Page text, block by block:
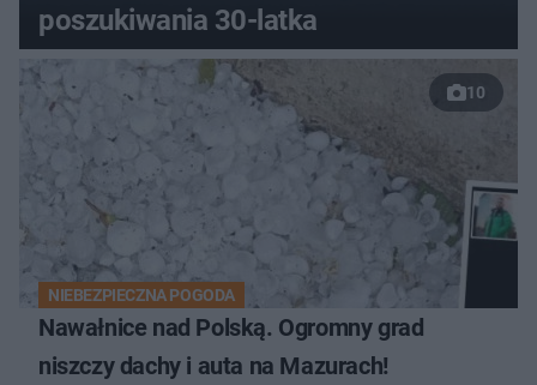
poszukiwania 30-latka
10
NIEBEZPIECZNA POGODA
Nawałnice nad Polską. Ogromny grad
niszczy dachy i auta na Mazurach!